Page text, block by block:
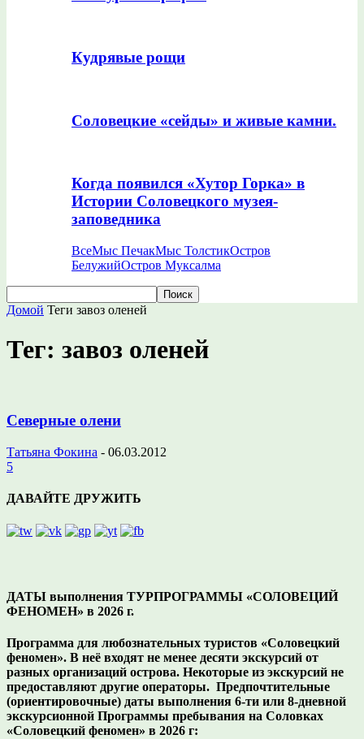
Кудрявые рощи
Соловецкие «сейды» и живые камни.
Когда появился «Хутор Горка» в
Истории Соловецкого музея-
заповедника
ВсеМыс ПечакМыс ТолстикОстров
БелужийОстров Муксалма
Домой Теги завоз оленей
Тег: завоз оленей
Cеверные олени
Татьяна Фокина - 06.03.2012
5
ДАВАЙТЕ ДРУЖИТЬ
ДАТЫ выполнения ТУРПРОГРАММЫ «СОЛОВЕЦИЙ
ФЕНОМЕН» в 2026 г.
Программа для любознательных туристов «Соловецкий
феномен». В неё входят не менее десяти экскурсий от
разных организаций острова. Некоторые из экскурсий не
предоставляют другие операторы. Предпочтительные
(ориентировочные) даты выполнения 6-ти или 8-дневной
экскурсионной Программы пребывания на Соловках
«Соловецкий феномен» в 2026 г: